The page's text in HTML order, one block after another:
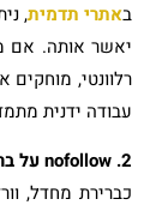
באתרי תדמית,
יאשר אותה. אם
רלוונטי, מוחקים
עבודה ידנית
2. nofollow על ברירת מחדל